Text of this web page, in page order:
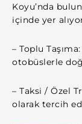
Koyu’nda
içinde yer
– Toplu
otobüslerle
– Taksi / Özel
olarak tercih